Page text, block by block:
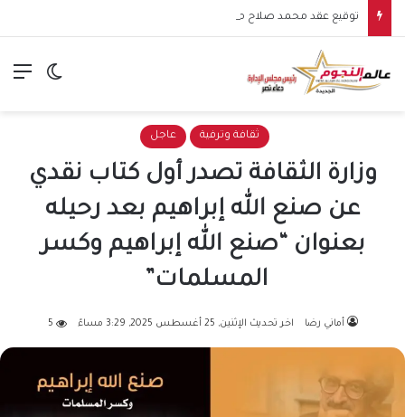
الوضع
ثقافة وترفية عاجل
وزارة الثقافة تصدر أول كتاب نقدي
عن صنع الله إبراهيم بعد رحيله
بعنوان “صنع الله إبراهيم وكسر
المسلمات”
أماني رضا اخر تحديث الإثنين, 25 أغسطس 2025, 3:29 مساءً 5